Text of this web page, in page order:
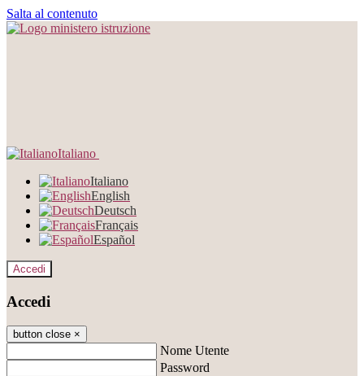
Salta al contenuto
Italiano
Italiano
English
Deutsch
Français
Español
Accedi
Accedi
button close ×
Nome Utente
Password